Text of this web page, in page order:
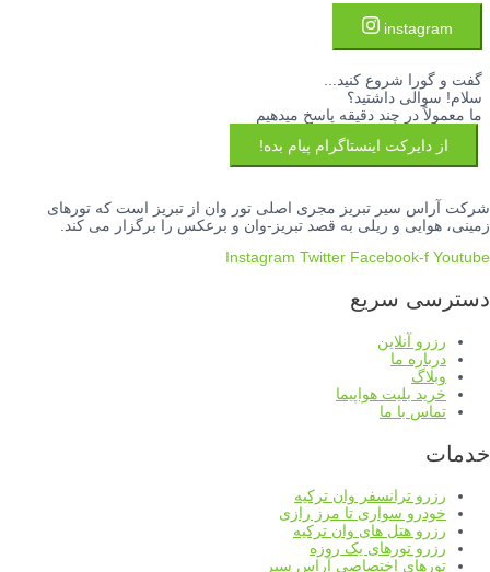
instagram
گفت و گورا شروع کنید...
سلام! سوالی داشتید؟
ما معمولاً در چند دقیقه پاسخ میدهیم
از دایرکت اینستاگرام پیام بده!
شرکت آراس سیر تبریز مجری اصلی تور وان از تبریز است که تورهای
زمینی، هوایی و ریلی به قصد تبریز-وان و برعکس را برگزار می کند.
Instagram Twitter Facebook-f Youtube
دسترسی سریع
رزرو آنلاین
درباره ما
وبلاگ
خرید بلیت هواپیما
تماس با ما
خدمات
رزرو ترانسفر وان ترکیه
خودرو سواری تا مرز رازی
رزرو هتل های وان ترکیه
رزرو تورهای یک روزه
تورهای اختصاصی آراس سیر